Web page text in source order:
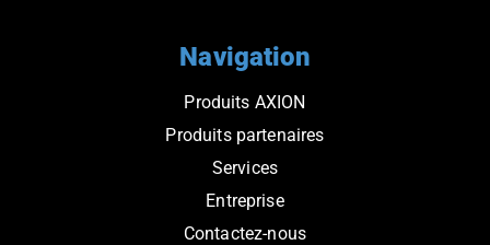
Navigation
Produits AXION
Produits partenaires
Services
Entreprise
Contactez-nous